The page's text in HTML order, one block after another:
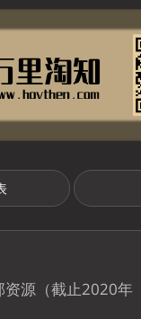
资源（截止2020年